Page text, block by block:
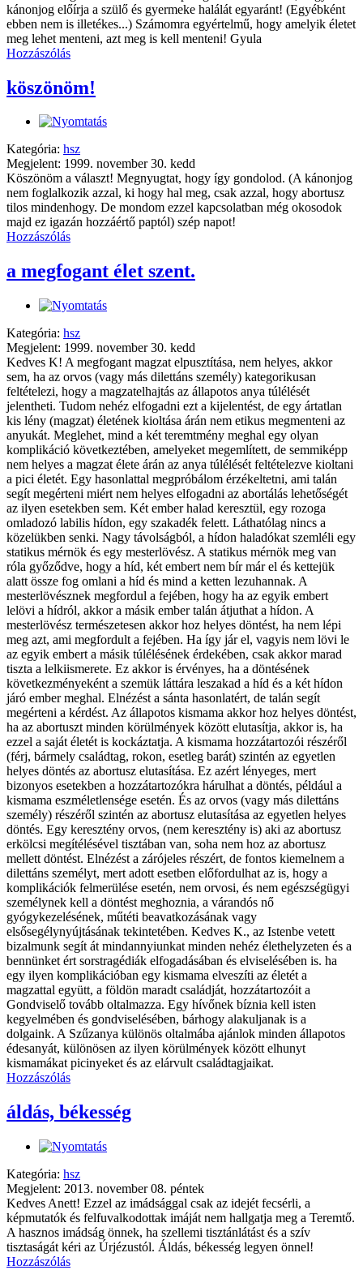
kánonjog előírja a szülő és gyermeke halálát egyaránt! (Egyébként
ebben nem is illetékes...) Számomra egyértelmű, hogy amelyik életet
meg lehet menteni, azt meg is kell menteni! Gyula
Hozzászólás
köszönöm!
Kategória: hsz
Megjelent: 1999. november 30. kedd
Köszönöm a választ! Megnyugtat, hogy így gondolod. (A kánonjog
nem foglalkozik azzal, ki hogy hal meg, csak azzal, hogy abortusz
tilos mindenhogy. De mondom ezzel kapcsolatban még okosodok
majd ez igazán hozzáértő paptól) szép napot!
Hozzászólás
a megfogant élet szent.
Kategória: hsz
Megjelent: 1999. november 30. kedd
Kedves K! A megfogant magzat elpusztítása, nem helyes, akkor
sem, ha az orvos (vagy más dilettáns személy) kategorikusan
feltételezi, hogy a magzatelhajtás az állapotos anya túlélését
jelentheti. Tudom nehéz elfogadni ezt a kijelentést, de egy ártatlan
kis lény (magzat) életének kioltása árán nem etikus megmenteni az
anyukát. Meglehet, mind a két teremtmény meghal egy olyan
komplikáció következtében, amelyeket megemlített, de semmiképp
nem helyes a magzat élete árán az anya túlélését feltételezve kioltani
a pici életét. Egy hasonlattal megpróbálom érzékeltetni, ami talán
segít megérteni miért nem helyes elfogadni az abortálás lehetőségét
az ilyen esetekben sem. Két ember halad keresztül, egy rozoga
omladozó labilis hídon, egy szakadék felett. Láthatólag nincs a
közelükben senki. Nagy távolságból, a hídon haladókat szemléli egy
statikus mérnök és egy mesterlövész. A statikus mérnök meg van
róla győződve, hogy a híd, két embert nem bír már el és kettejük
alatt össze fog omlani a híd és mind a ketten lezuhannak. A
mesterlövésznek megfordul a fejében, hogy ha az egyik embert
lelövi a hídról, akkor a másik ember talán átjuthat a hídon. A
mesterlövész természetesen akkor hoz helyes döntést, ha nem lépi
meg azt, ami megfordult a fejében. Ha így jár el, vagyis nem lövi le
az egyik embert a másik túlélésének érdekében, csak akkor marad
tiszta a lelkiismerete. Ez akkor is érvényes, ha a döntésének
következményeként a szemük láttára leszakad a híd és a két hídon
járó ember meghal. Elnézést a sánta hasonlatért, de talán segít
megérteni a kérdést. Az állapotos kismama akkor hoz helyes döntést,
ha az abortuszt minden körülmények között elutasítja, akkor is, ha
ezzel a saját életét is kockáztatja. A kismama hozzátartozói részéről
(férj, bármely családtag, rokon, esetleg barát) szintén az egyetlen
helyes döntés az abortusz elutasítása. Ez azért lényeges, mert
bizonyos esetekben a hozzátartozókra hárulhat a döntés, például a
kismama eszméletlensége esetén. És az orvos (vagy más dilettáns
személy) részéről szintén az abortusz elutasítása az egyetlen helyes
döntés. Egy keresztény orvos, (nem keresztény is) aki az abortusz
erkölcsi megítélésével tisztában van, soha nem hoz az abortusz
mellett döntést. Elnézést a zárójeles részért, de fontos kiemelnem a
dilettáns személyt, mert adott esetben előfordulhat az is, hogy a
komplikációk felmerülése esetén, nem orvosi, és nem egészségügyi
személynek kell a döntést meghoznia, a várandós nő
gyógykezelésének, műtéti beavatkozásának vagy
elsősegélynyújtásának tekintetében. Kedves K., az Istenbe vetett
bizalmunk segít át mindannyiunkat minden nehéz élethelyzeten és a
bennünket ért sorstragédiák elfogadásában és elviselésében is. ha
egy ilyen komplikációban egy kismama elveszíti az életét a
magzattal együtt, a földön maradt családját, hozzátartozóit a
Gondviselő tovább oltalmazza. Egy hívőnek bíznia kell isten
kegyelmében és gondviselésében, bárhogy alakuljanak is a
dolgaink. A Szűzanya különös oltalmába ajánlok minden állapotos
édesanyát, különösen az ilyen körülmények között elhunyt
kismamákat picinyeket és az elárvult családtagjaikat.
Hozzászólás
áldás, békesség
Kategória: hsz
Megjelent: 2013. november 08. péntek
Kedves Anett! Ezzel az imádsággal csak az idejét fecsérli, a
képmutatók és felfuvalkodottak imáját nem hallgatja meg a Teremtő.
A hasznos imádság önnek, ha szellemi tisztánlátást és a szív
tisztaságát kéri az Úrjézustól. Áldás, békesség legyen önnel!
Hozzászólás